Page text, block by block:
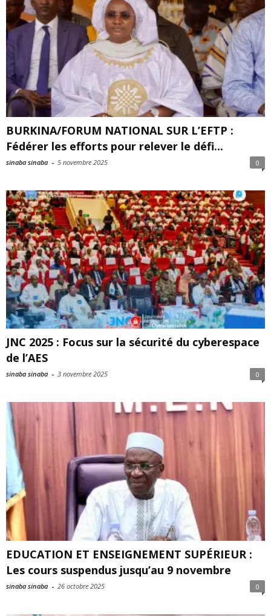
BURKINA/FORUM NATIONAL SUR L’EFTP :
Fédérer les efforts pour relever le défi...
sinaba sinaba - 5 novembre 2025 0
JNC 2025 : Focus sur la sécurité du cyberespace
de l’AES
sinaba sinaba - 3 novembre 2025 0
EDUCATION ET ENSEIGNEMENT SUPÉRIEUR :
Les cours suspendus jusqu’au 9 novembre
sinaba sinaba - 26 octobre 2025 0